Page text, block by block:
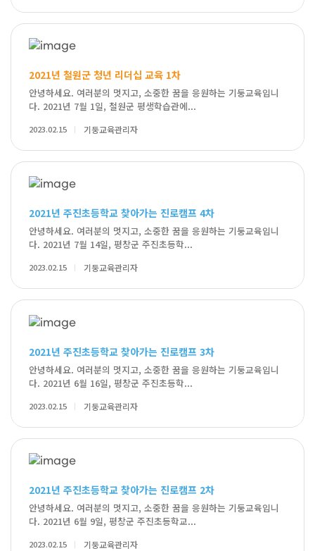
2021년 철원군 청년 리더십 교육 1차
안녕하세요. 여러분의 멋지고, 소중한 꿈을 응원하는 기둥교육입니
다. 2021년 7월 1일, 철원군 평생학습관에...
2023.02.15 기둥교육관리자
2021년 주진초등학교 찾아가는 진로캠프 4차
안녕하세요. 여러분의 멋지고, 소중한 꿈을 응원하는 기둥교육입니
다. 2021년 7월 14일, 평창군 주진초등학...
2023.02.15 기둥교육관리자
2021년 주진초등학교 찾아가는 진로캠프 3차
안녕하세요. 여러분의 멋지고, 소중한 꿈을 응원하는 기둥교육입니
다. 2021년 6월 16일, 평창군 주진초등학...
2023.02.15 기둥교육관리자
2021년 주진초등학교 찾아가는 진로캠프 2차
안녕하세요. 여러분의 멋지고, 소중한 꿈을 응원하는 기둥교육입니
다. 2021년 6월 9일, 평창군 주진초등학교...
2023.02.15 기둥교육관리자